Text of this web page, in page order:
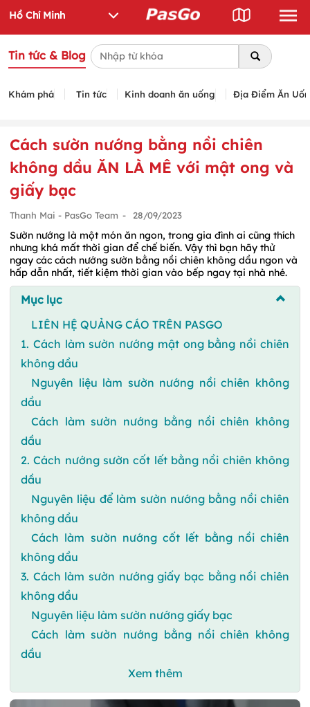
Tin tức & Blog
Khám phá Tin tức Kinh doanh ăn uống Địa Điểm Ăn
Cách sườn nướng bằng nồi chiên
không dầu ĂN LÀ MÊ với mật ong và
giấy bạc
Thanh Mai - PasGo Team - 28/09/2023
Sườn nướng là một món ăn ngon, trong gia đình ai cũng thích
nhưng khá mất thời gian để chế biến. Vậy thì bạn hãy thử
ngay các cách nướng sườn bằng nồi chiên không dầu ngon và
hấp dẫn nhất, tiết kiệm thời gian vào bếp ngay tại nhà nhé.
Mục lục
LIÊN HỆ QUẢNG CÁO TRÊN PASGO
1. Cách làm sườn nướng mật ong bằng nồi chiên
không dầu
Nguyên liệu làm sườn nướng nồi chiên không
dầu
Cách làm sườn nướng bằng nồi chiên không
dầu
2. Cách nướng sườn cốt lết bằng nồi chiên không
dầu
Nguyên liệu để làm sườn nướng bằng nồi chiên
không dầu
Cách làm sườn nướng cốt lết bằng nồi chiên
không dầu
3. Cách làm sườn nướng giấy bạc bằng nồi chiên
không dầu
Nguyên liệu làm sườn nướng giấy bạc
Cách làm sườn nướng bằng nồi chiên không
dầu
Xem thêm